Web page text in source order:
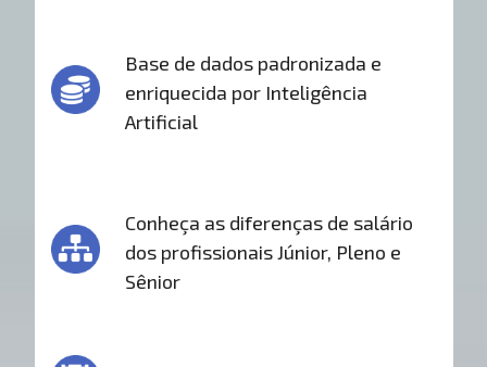
Base de dados padronizada e
enriquecida por Inteligência
Artificial
Conheça as diferenças de salário
dos profissionais Júnior, Pleno e
Sênior